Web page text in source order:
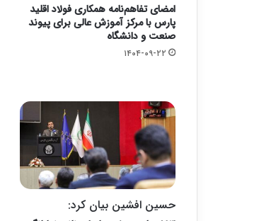
امضای تفاهم‌نامه همکاری فولاد اقلید
پارس با مرکز آموزش عالی برای پیوند
صنعت و دانشگاه
۱۴۰۴-۰۹-۲۲
حسین افشین بیان کرد: